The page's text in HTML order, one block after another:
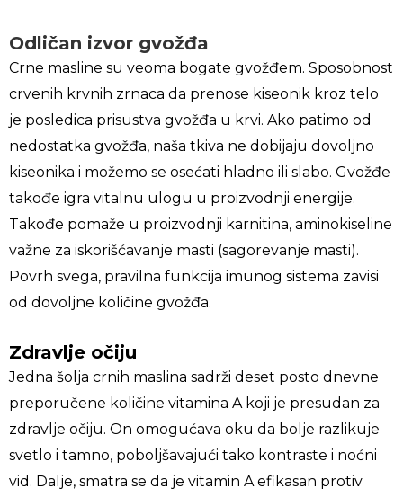
Odličan izvor gvožđa
Crne masline su veoma bogate gvožđem. Sposobnost
crvenih krvnih zrnaca da prenose kiseonik kroz telo
je posledica prisustva gvožđa u krvi. Ako patimo od
nedostatka gvožđa, naša tkiva ne dobijaju dovoljno
kiseonika i možemo se osećati hladno ili slabo. Gvožđe
takođe igra vitalnu ulogu u proizvodnji energije.
Takođe pomaže u proizvodnji karnitina, aminokiseline
važne za iskorišćavanje masti (sagorevanje masti).
Povrh svega, pravilna funkcija imunog sistema zavisi
od dovoljne količine gvožđa.
Zdravlje očiju
Jedna šolja crnih maslina sadrži deset posto dnevne
preporučene količine vitamina A koji je presudan za
zdravlje očiju. On omogućava oku da bolje razlikuje
svetlo i tamno, poboljšavajući tako kontraste i noćni
vid. Dalje, smatra se da je vitamin A efikasan protiv